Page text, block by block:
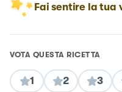
Fai sentire la tua
VOTA QUESTA RICETTA
1 2 3